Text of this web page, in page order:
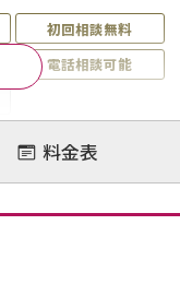
初回相談無料
電話相談可能
離婚裁判
モラハラ
料金表